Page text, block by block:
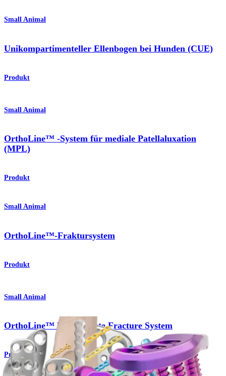
Small Animal
Unikompartimenteller Ellenbogen bei Hunden (CUE)
Produkt
Small Animal
OrthoLine™ -System für mediale Patellaluxation
(MPL)
Produkt
Small Animal
OrthoLine™-Fraktursystem
Produkt
Small Animal
OrthoLine™ Bridge Plate Fracture System
Produkt